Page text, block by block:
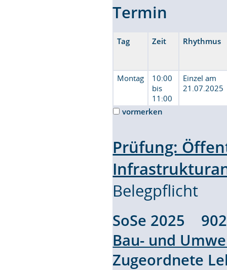
Termin
Tag Zeit Rhythmus
Montag
10:00
bis
11:00
Einzel am
21.07.2025
vormerken
Prüfung:
Belegpflicht
SoSe 2025
Bau- und
Zugeordnete